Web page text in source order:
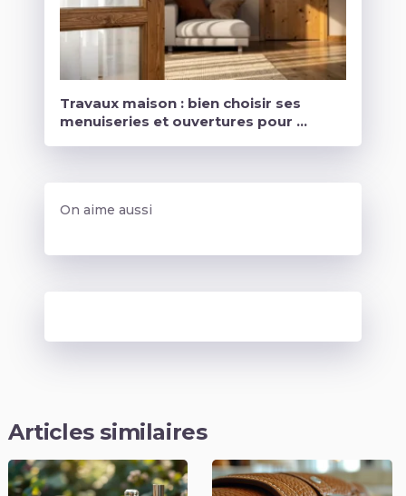
Travaux maison : bien choisir ses
menuiseries et ouvertures pour …
On aime aussi
Articles similaires